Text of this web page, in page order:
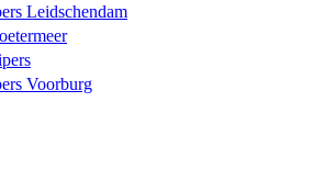
Leidschendam
Voorburg